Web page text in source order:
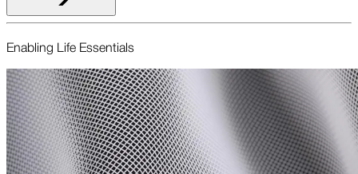
Enabling Life Essentials